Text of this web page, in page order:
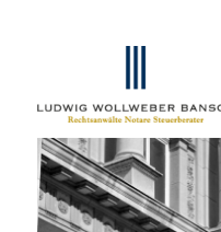
IP-Blogger.de